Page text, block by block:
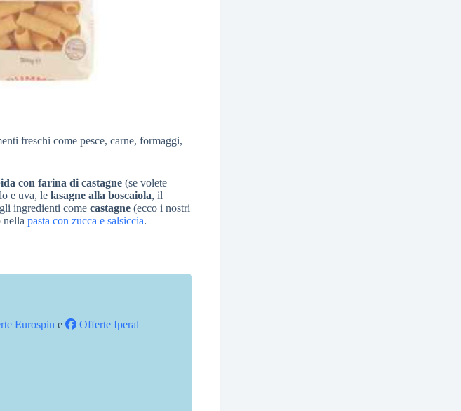
freschi come pesce, carne, formaggi,
con farina di castagne (se volete
e uva, le lasagne alla boscaiola, il
ingredienti come castagne (ecco i nostri
nella pasta con zucca e salsiccia.
Eurospin e Offerte Iperal